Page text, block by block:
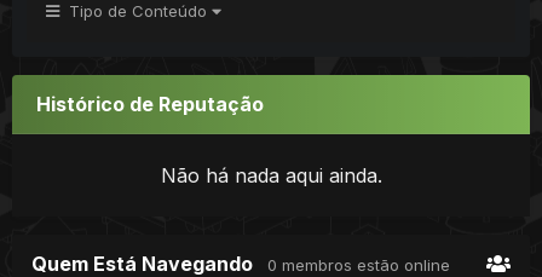
Tipo de Conteúdo
Histórico de Reputação
Não há nada aqui ainda.
Quem Está Navegando 0 membros estão online